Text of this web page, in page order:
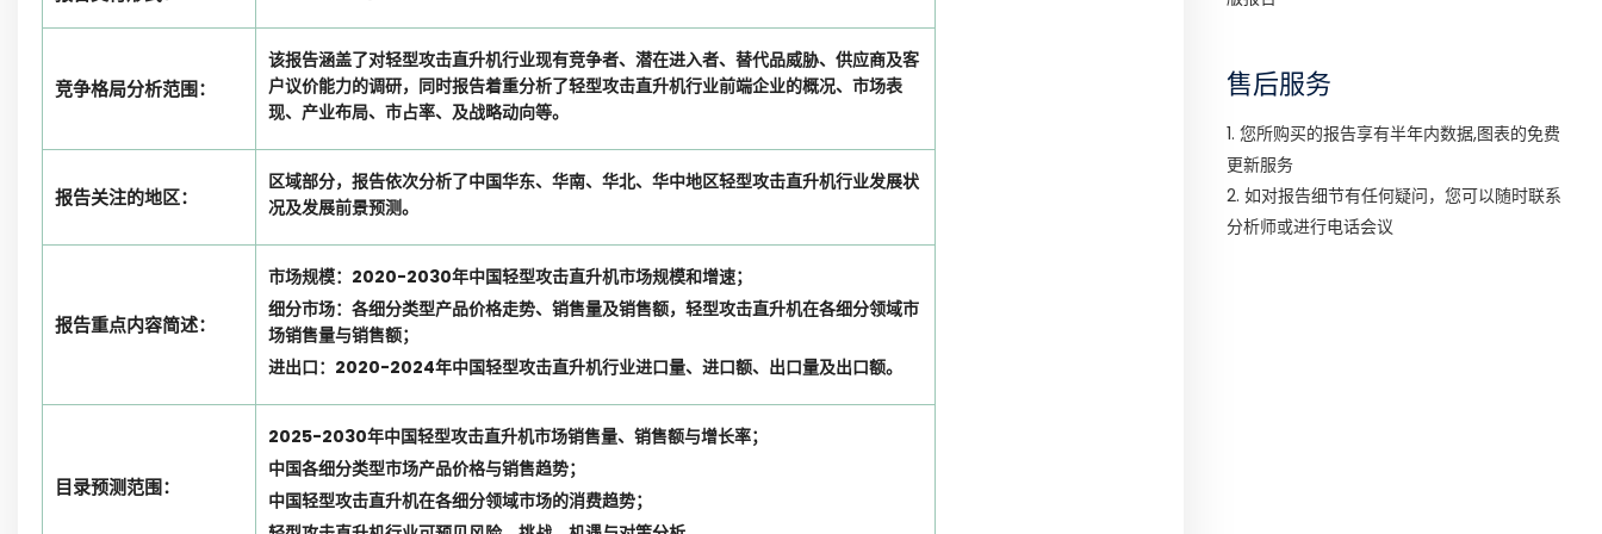
竞争格局分析范围：
该报告涵盖了对轻型攻击直升机行业现有竞争者、潜在进入者、替代品威胁、供应商及客
户议价能力的调研，同时报告着重分析了轻型攻击直升机行业前端企业的概况、市场表
现、产业布局、市占率、及战略动向等。
报告关注的地区：
区域部分，报告依次分析了中国华东、华南、华北、华中地区轻型攻击直升机行业发展状
况及发展前景预测。
报告重点内容简述：
市场规模：2020-2030年中国轻型攻击直升机市场规模和增速；
细分市场：各细分类型产品价格走势、销售量及销售额，轻型攻击直升机在各细分领域市
场销售量与销售额；
进出口：2020-2024年中国轻型攻击直升机行业进口量、进口额、出口量及出口额。
目录预测范围：
2025-2030年中国轻型攻击直升机市场销售量、销售额与增长率；
中国各细分类型市场产品价格与销售趋势；
中国轻型攻击直升机在各细分领域市场的消费趋势；
售后服务
1. 您所购买的报告享有半年内数据,图表的免费
更新服务
2. 如对报告细节有任何疑问，您可以随时联系
分析师或进行电话会议